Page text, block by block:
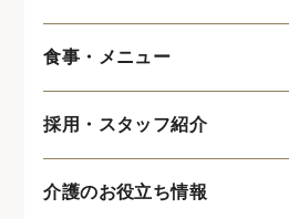
食事・メニュー
採用・スタッフ紹介
介護のお役立ち情報